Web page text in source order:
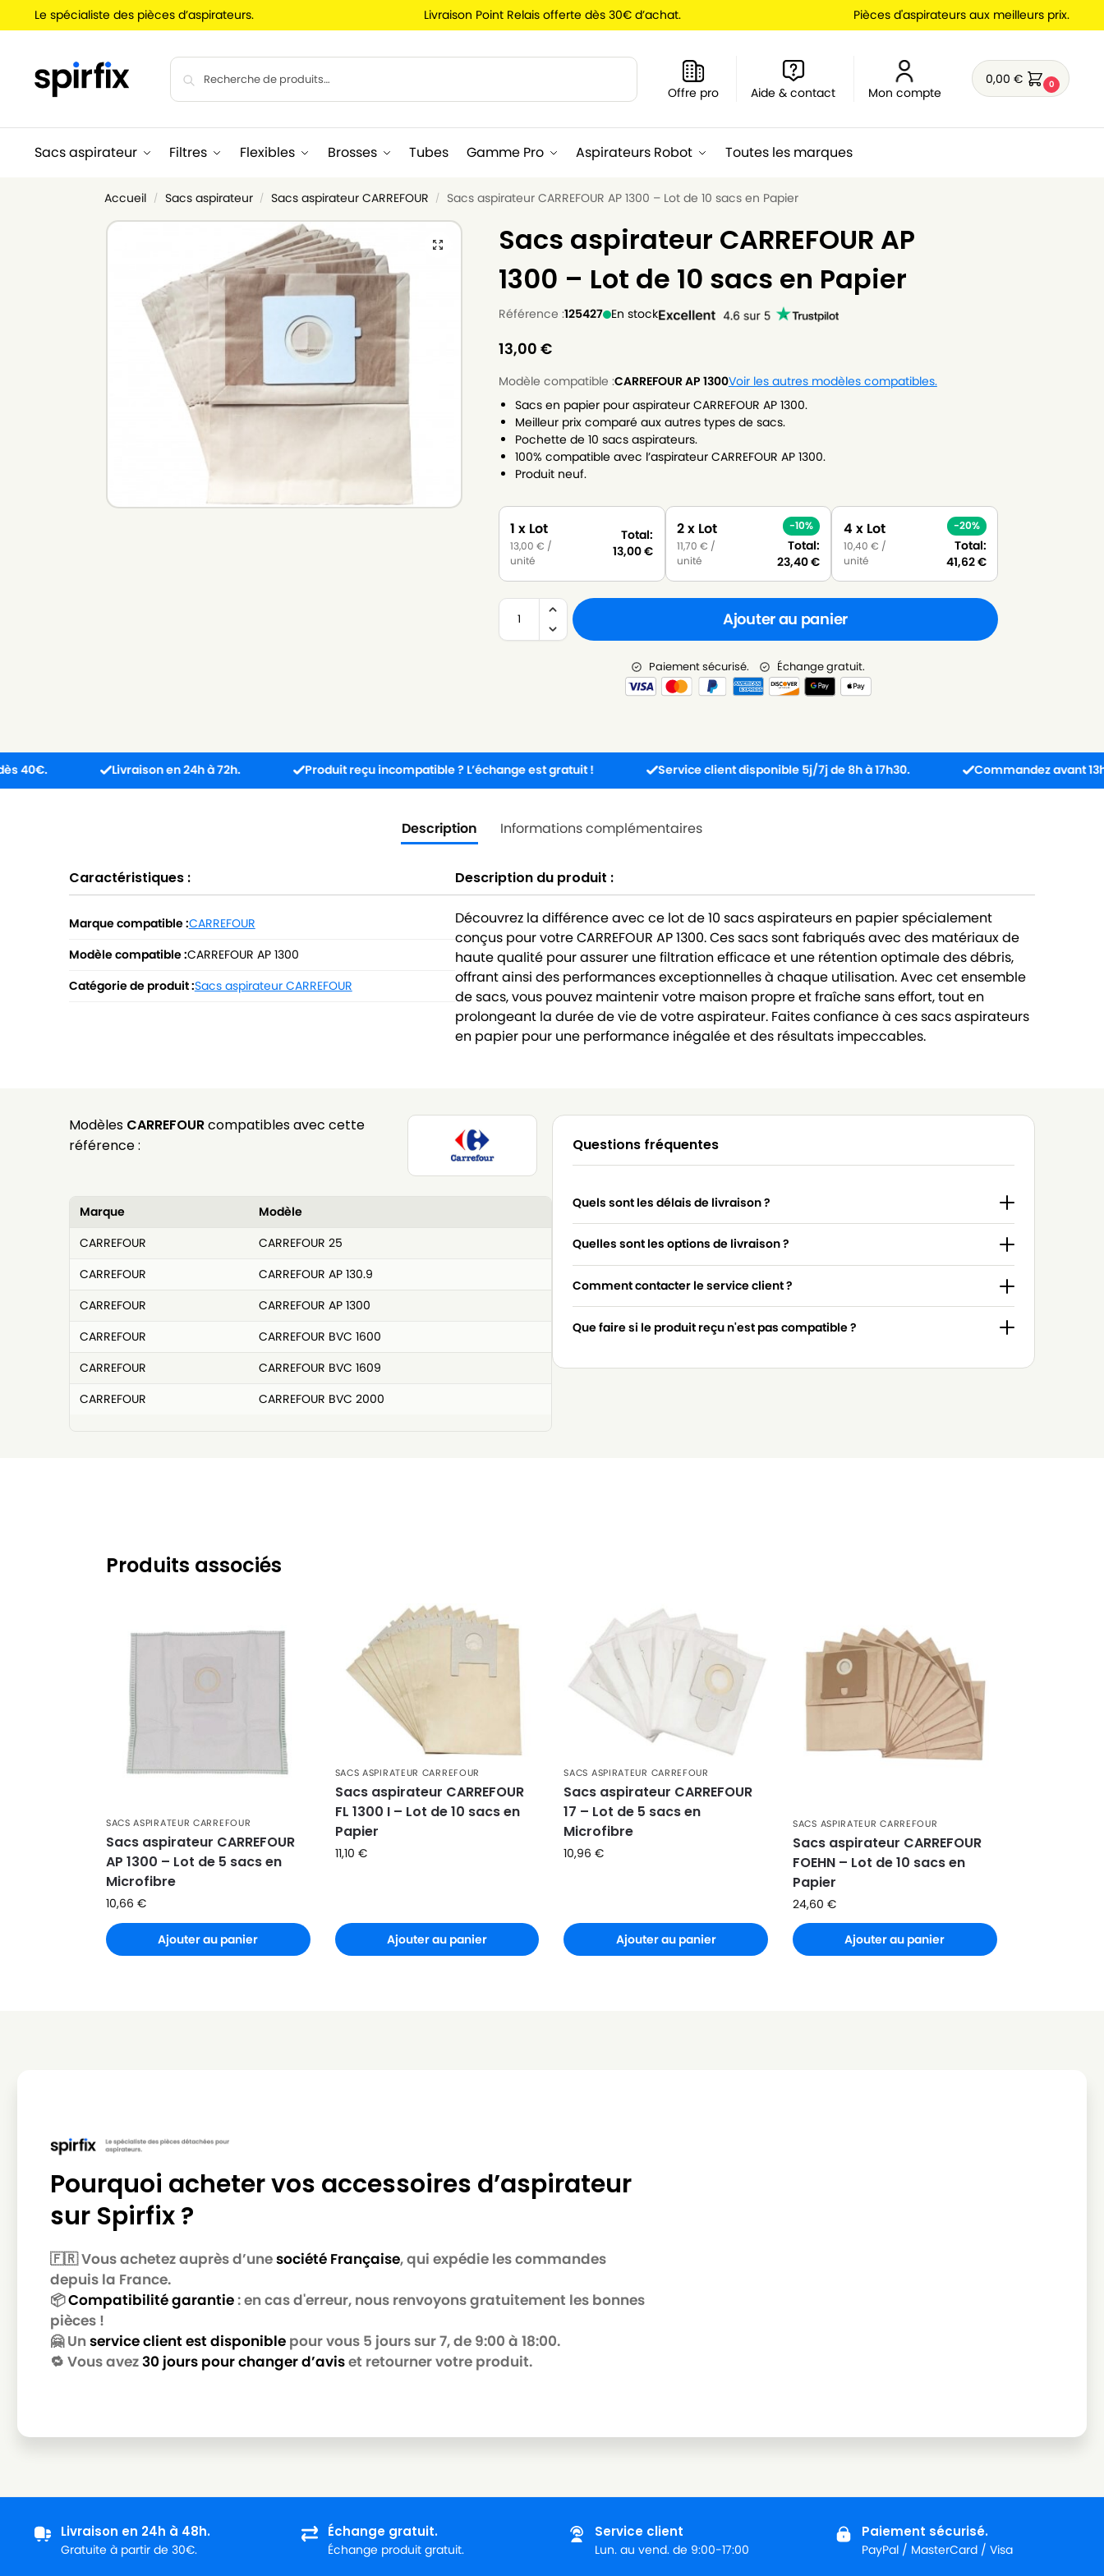
Le spécialiste des pièces d’aspirateurs. Livraison Point Relais offerte dès 30€ d’achat. Pièces d'aspirateurs aux meilleurs prix.
Offre pro Aide & contact Mon compte
0,00€ 0
Sacs aspirateur Filtres Flexibles Brosses Tubes Gamme Pro Aspirateurs Robot Toutes les marques
Accueil / Sacs aspirateur / Sacs aspirateur CARREFOUR / Sacs aspirateur CARREFOUR AP 1300 – Lot de 10 sacs en Papier
Sacs aspirateur CARREFOUR AP
1300 – Lot de 10 sacs en Papier
Référence :125427 En stock
13,00 €
Modèle compatible :CARREFOUR AP 1300Voir les autres modèles compatibles.
Sacs en papier pour aspirateur CARREFOUR AP 1300.
Meilleur prix comparé aux autres types de sacs.
Pochette de 10 sacs aspirateurs.
100% compatible avec l’aspirateur CARREFOUR AP 1300.
Produit neuf.
1 x Lot
13,00€ /
unité
Total:
13,00€
2 x Lot
11,70€ /
unité
-10%
Total:
23,40€
4 x Lot
10,40 € /
unité
-20%
Total:
41,62€
Ajouter au panier
Paiement sécurisé. Échange gratuit.
Livraison en 24h à 72h. Produit reçu incompatible ? L’échange est gratuit ! Service client disponible 5j/7j de 8h à 17h30. Commandez avant 13h : colis
Description Informations complémentaires
Caractéristiques :
Marque compatible :CARREFOUR
Modèle compatible :CARREFOUR AP 1300
Catégorie de produit :Sacs aspirateur CARREFOUR
Description du produit :
Découvrez la différence avec ce lot de 10 sacs aspirateurs en papier spécialement
conçus pour votre CARREFOUR AP 1300. Ces sacs sont fabriqués avec des matériaux de
haute qualité pour assurer une filtration efficace et une rétention optimale des débris,
offrant ainsi des performances exceptionnelles à chaque utilisation. Avec cet ensemble
de sacs, vous pouvez maintenir votre maison propre et fraîche sans effort, tout en
prolongeant la durée de vie de votre aspirateur. Faites confiance à ces sacs aspirateurs
en papier pour une performance inégalée et des résultats impeccables.
Modèles CARREFOURcompatibles avec cette
référence :
Marque
Modèle
CARREFOUR
CARREFOUR 25
CARREFOUR
CARREFOUR AP 130.9
CARREFOUR
CARREFOUR AP 1300
CARREFOUR
CARREFOUR BVC 1600
CARREFOUR
CARREFOUR BVC 1609
CARREFOUR
CARREFOUR BVC 2000
Questions fréquentes
Quels sont les délais de livraison ?
Quelles sont les options de livraison ?
Comment contacter le service client ?
Que faire si le produit reçu n'est pas compatible ?
Produits associés
SACS ASPIRATEUR CARREFOUR
Sacs aspirateur CARREFOUR
AP 1300 – Lot de 5 sacs en
Microfibre
10,66 €
Ajouter au panier
SACS ASPIRATEUR CARREFOUR
Sacs aspirateur CARREFOUR
FL 1300 I – Lot de 10 sacs en
Papier
11,10 €
Ajouter au panier
SACS ASPIRATEUR CARREFOUR
Sacs aspirateur CARREFOUR
17 – Lot de 5 sacs en
Microfibre
10,96€
Ajouter au panier
SACS ASPIRATEUR CARREFOUR
Sacs aspirateur CARREFOUR
FOEHN – Lot de 10 sacs en
Papier
24,60€
Ajouter au panier
Pourquoi acheter vos accessoires d’aspirateur
sur Spirfix ?
🇫🇷 Vous achetez auprès d’unesociété Française, qui expédie les commandes
depuis la France.
📦Compatibilité garantie: en cas d'erreur, nous renvoyons gratuitement les bonnes
pièces !
🤗 Un service client est disponible pour vous 5 jours sur 7, de 9:00 à 18:00.
🔁 Vous avez30 jours pour changer d’aviset retourner votre produit.
Livraison en 24h à 48h.
Gratuite à partir de 30€.
Échange gratuit.
Échange produit gratuit.
Service client
Lun. au vend. de 9:00-17:00
Paiement sécurisé.
PayPal / MasterCard / Visa